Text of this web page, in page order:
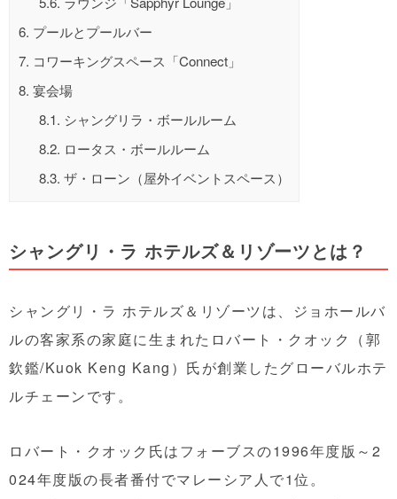
6. プールとプールバー
7. コワーキングスペース「Connect」
8. 宴会場
8.1. シャングリラ・ボールルーム
8.2. ロータス・ボールルーム
8.3. ザ・ローン（屋外イベントスペース）
シャングリ・ラ ホテルズ＆リゾーツとは？
シャングリ・ラ ホテルズ＆リゾーツは、ジョホールバ
ルの客家系の家庭に生まれたロバート・クオック（郭
欽鑑/Kuok Keng Kang）氏が創業したグローバルホテ
ルチェーンです。
ロバート・クオック氏はフォーブスの1996年度版～2
024年度版の長者番付でマレーシア人で1位。